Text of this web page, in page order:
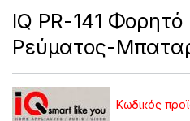
IQ PR-141
Ρεύματος-
Κωδικός